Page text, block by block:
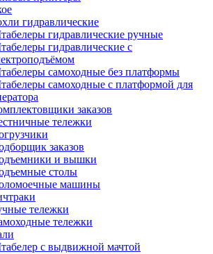
гидравлические
гидравлические ручные
гидравлические с
самоходные без платформы
самоходные с платформой для
заказов
тележки
заказов
и вышки
столы
машины
тележки
тележки
с выдвижной мачтой